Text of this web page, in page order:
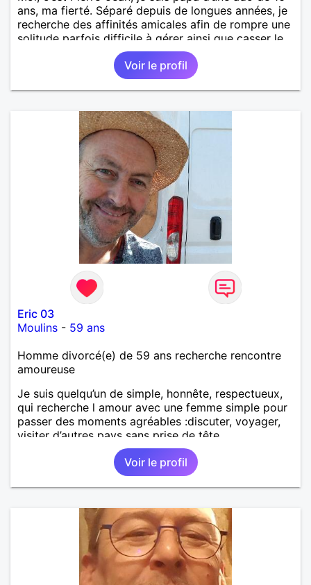
ans, ma fierté. Séparé depuis de longues années, je
recherche des affinités amicales afin de rompre une
solitude parfois difficile à gérer ainsi que casser le
vague à l’âme. L’amitié reste extrêmement
importante à mes yeux mais peut se décliner en des
sentiments plus puissants. « Le temps fera son
œuvre » disait Arthur Schopenhauer, philosophe
autant être trop locace. Je suis bourré de qualités
avec très peu de défauts. Je suis altruiste,
bienveillant, empathique, attentionné, honnête,
respectueux, doux de caractère et compréhensif : je
laisse « glisser » beaucoup de choses. Mais ne vous
m’éprenez pas Mesdames, si une personne que
j’aime me trahit une fois, il n’y aura pas de seconde
chance et je l’effacerai à « vitam eternam ».
Néanmoins, je suis un tout petit peu maniaque ainsi
qu’impatient. J’essaye de faire des efforts. Rien de
bien dramatique ! Du moins je le pense……Je suis un
homme facile à vivre. À vous si vous le souhaitez,
d’apprendre à me connaître davantage. J’en serai
ravi….A très bientôt je l’espère.
Voir le profil
Eric 03
Moulins - 59 ans
Homme divorcé(e) de 59 ans recherche rencontre
amoureuse
Je suis quelqu’un de simple, honnête, respectueux,
qui recherche l amour avec une femme simple pour
passer des moments agréables :discuter, voyager,
visiter d’autres pays sans prise de tête.
Voir le profil